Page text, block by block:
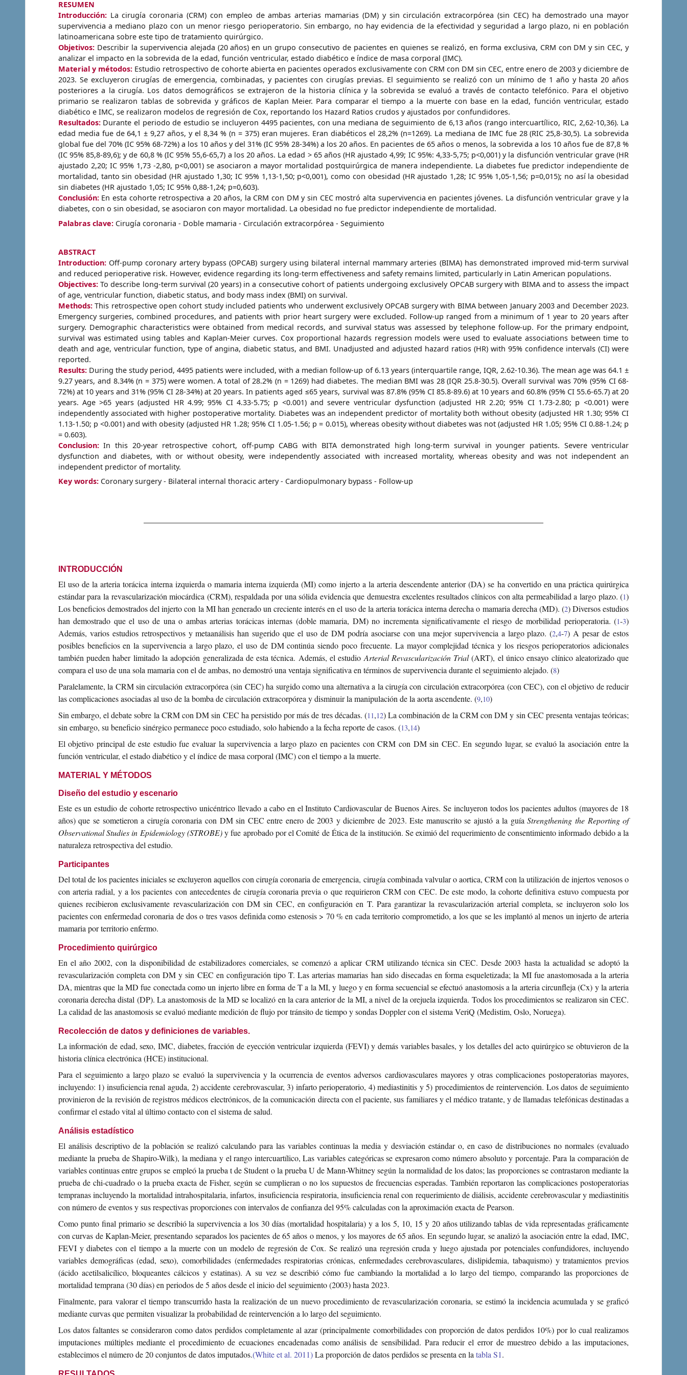
RESUMEN
Introducción: La cirugía coronaria (CRM) con empleo de ambas arterias mamarias (DM) y sin circulación extracorpórea (sin CEC) ha demostrado una mayor
supervivencia a mediano plazo con un menor riesgo perioperatorio. Sin embargo, no hay evidencia de la efectividad y seguridad a largo plazo, ni en población
latinoamericana sobre este tipo de tratamiento quirúrgico.
Objetivos: Describir la supervivencia alejada (20 años) en un grupo consecutivo de pacientes en quienes se realizó, en forma exclusiva, CRM con DM y sin CEC, y
analizar el impacto en la sobrevida de la edad, función ventricular, estado diabético e índice de masa corporal (IMC).
Material y métodos: Estudio retrospectivo de cohorte abierta en pacientes operados exclusivamente con CRM con DM sin CEC, entre enero de 2003 y diciembre de
2023. Se excluyeron cirugías de emergencia, combinadas, y pacientes con cirugías previas. El seguimiento se realizó con un mínimo de 1 año y hasta 20 años
posteriores a la cirugía. Los datos demográficos se extrajeron de la historia clínica y la sobrevida se evaluó a través de contacto telefónico. Para el objetivo
primario se realizaron tablas de sobrevida y gráficos de Kaplan Meier. Para comparar el tiempo a la muerte con base en la edad, función ventricular, estado
diabético e IMC, se realizaron modelos de regresión de Cox, reportando los Hazard Ratios crudos y ajustados por confundidores.
Resultados: Durante el periodo de estudio se incluyeron 4495 pacientes, con una mediana de seguimiento de 6,13 años (rango intercuartílico, RIC, 2,62-10,36). La
edad media fue de 64,1 ± 9,27 años, y el 8,34 % (n = 375) eran mujeres. Eran diabéticos el 28,2% (n=1269). La mediana de IMC fue 28 (RIC 25,8-30,5). La sobrevida
global fue del 70% (IC 95% 68-72%) a los 10 años y del 31% (IC 95% 28-34%) a los 20 años. En pacientes de 65 años o menos, la sobrevida a los 10 años fue de 87,8 %
(IC 95% 85,8-89,6); y de 60,8 % (IC 95% 55,6-65,7) a los 20 años. La edad > 65 años (HR ajustado 4,99; IC 95%: 4,33-5,75; p<0,001) y la disfunción ventricular grave (HR
ajustado 2,20; IC 95% 1,73 -2,80, p<0,001) se asociaron a mayor mortalidad postquirúrgica de manera independiente. La diabetes fue predictor independiente de
mortalidad, tanto sin obesidad (HR ajustado 1,30; IC 95% 1,13-1,50; p<0,001), como con obesidad (HR ajustado 1,28; IC 95% 1,05-1,56; p=0,015); no así la obesidad
sin diabetes (HR ajustado 1,05; IC 95% 0,88-1,24; p=0,603).
Conclusión: En esta cohorte retrospectiva a 20 años, la CRM con DM y sin CEC mostró alta supervivencia en pacientes jóvenes. La disfunción ventricular grave y la
diabetes, con o sin obesidad, se asociaron con mayor mortalidad. La obesidad no fue predictor independiente de mortalidad.
Palabras clave:Cirugía coronaria - Doble mamaria - Circulación extracorpórea - Seguimiento
ABSTRACT
Introduction: Off-pump coronary artery bypass (OPCAB) surgery using bilateral internal mammary arteries (BIMA) has demonstrated improved mid-term survival
and reduced perioperative risk. However, evidence regarding its long-term effectiveness and safety remains limited, particularly in Latin American populations.
Objectives: To describe long-term survival (20 years) in a consecutive cohort of patients undergoing exclusively OPCAB surgery with BIMA and to assess the impact
of age, ventricular function, diabetic status, and body mass index (BMI) on survival.
Methods: This retrospective open cohort study included patients who underwent exclusively OPCAB surgery with BIMA between January 2003 and December 2023.
Emergency surgeries, combined procedures, and patients with prior heart surgery were excluded. Follow-up ranged from a minimum of 1 year to 20 years after
surgery. Demographic characteristics were obtained from medical records, and survival status was assessed by telephone follow-up. For the primary endpoint,
survival was estimated using tables and Kaplan-Meier curves. Cox proportional hazards regression models were used to evaluate associations between time to
death and age, ventricular function, type of angina, diabetic status, and BMI. Unadjusted and adjusted hazard ratios (HR) with 95% confidence intervals (CI) were
reported.
Results: During the study period, 4495 patients were included, with a median follow-up of 6.13 years (interquartile range, IQR, 2.62-10.36). The mean age was 64.1 ±
9.27 years, and 8.34% (n = 375) were women. A total of 28.2% (n = 1269) had diabetes. The median BMI was 28 (IQR 25.8-30.5). Overall survival was 70% (95% CI 68-
72%) at 10 years and 31% (95% CI 28-34%) at 20 years. In patients aged ≤65 years, survival was 87.8% (95% CI 85.8-89.6) at 10 years and 60.8% (95% CI 55.6-65.7) at 20
years. Age >65 years (adjusted HR 4.99; 95% CI 4.33-5.75; p <0.001) and severe ventricular dysfunction (adjusted HR 2.20; 95% CI 1.73-2.80; p <0.001) were
independently associated with higher postoperative mortality. Diabetes was an independent predictor of mortality both without obesity (adjusted HR 1.30; 95% CI
1.13-1.50; p <0.001) and with obesity (adjusted HR 1.28; 95% CI 1.05-1.56; p = 0.015), whereas obesity without diabetes was not (adjusted HR 1.05; 95% CI 0.88-1.24; p
= 0.603).
Conclusion: In this 20-year retrospective cohort, off-pump CABG with BITA demonstrated high long-term survival in younger patients. Severe ventricular
dysfunction and diabetes, with or without obesity, were independently associated with increased mortality, whereas obesity and was not independent an
independent predictor of mortality.
Key words:Coronary surgery - Bilateral internal thoracic artery - Cardiopulmonary bypass - Follow-up
INTRODUCCIÓN
El uso de la arteria torácica interna izquierda o mamaria interna izquierda (MI) como injerto a la arteria descendente anterior (DA) se ha convertido en una práctica quirúrgica
estándar para la revascularización miocárdica (CRM), respaldada por una sólida evidencia que demuestra excelentes resultados clínicos con alta permeabilidad a largo plazo. (1)
Los beneficios demostrados del injerto con la MI han generado un creciente interés en el uso de la arteria torácica interna derecha o mamaria derecha (MD). (2) Diversos estudios
han demostrado que el uso de una o ambas arterias torácicas internas (doble mamaria, DM) no incrementa significativamente el riesgo de morbilidad perioperatoria. (1-3)
Además, varios estudios retrospectivos y metaanálisis han sugerido que el uso de DM podría asociarse con una mejor supervivencia a largo plazo. (2,4-7) A pesar de estos
posibles beneficios en la supervivencia a largo plazo, el uso de DM continúa siendo poco frecuente. La mayor complejidad técnica y los riesgos perioperatorios adicionales
también pueden haber limitado la adopción generalizada de esta técnica. Además, el estudioArterial Revascularización Trial(ART), el único ensayo clínico aleatorizado que
compara el uso de una sola mamaria con el de ambas, no demostró una ventaja significativa en términos de supervivencia durante el seguimiento alejado. (8)
Paralelamente, la CRM sin circulación extracorpórea (sin CEC) ha surgido como una alternativa a la cirugía con circulación extracorpórea (con CEC), con el objetivo de reducir
las complicaciones asociadas al uso de la bomba de circulación extracorpórea y disminuir la manipulación de la aorta ascendente. (9,10)
Sin embargo, el debate sobre la CRM con DM sin CEC ha persistido por más de tres décadas. (11,12) La combinación de la CRM con DM y sin CEC presenta ventajas teóricas;
sin embargo, su beneficio sinérgico permanece poco estudiado, solo habiendo a la fecha reporte de casos. (13,14)
El objetivo principal de este estudio fue evaluar la supervivencia a largo plazo en pacientes con CRM con DM sin CEC. En segundo lugar, se evaluó la asociación entre la
función ventricular, el estado diabético y el índice de masa corporal (IMC) con el tiempo a la muerte.
MATERIAL Y MÉTODOS
Diseño del estudio y escenario
Este es un estudio de cohorte retrospectivo unicéntrico llevado a cabo en el Instituto Cardiovascular de Buenos Aires. Se incluyeron todos los pacientes adultos (mayores de 18
años) que se sometieron a cirugía coronaria con DM sin CEC entre enero de 2003 y diciembre de 2023. Este manuscrito se ajustó a la guíaStrengthening the Reporting of
Observational Studies in Epidemiology (STROBE)y fue aprobado por el Comité de Ética de la institución. Se eximió del requerimiento de consentimiento informado debido a la
naturaleza retrospectiva del estudio.
Participantes
Del total de los pacientes iniciales se excluyeron aquellos con cirugía coronaria de emergencia, cirugía combinada valvular o aortica, CRM con la utilización de injertos venosos o
con arteria radial, y a los pacientes con antecedentes de cirugía coronaria previa o que requirieron CRM con CEC. De este modo, la cohorte definitiva estuvo compuesta por
quienes recibieron exclusivamente revascularización con DM sin CEC, en configuración en T. Para garantizar la revascularización arterial completa, se incluyeron solo los
pacientes con enfermedad coronaria de dos o tres vasos definida como estenosis > 70 % en cada territorio comprometido, a los que se les implantó al menos un injerto de arteria
mamaria por territorio enfermo.
Procedimiento quirúrgico
En el año 2002, con la disponibilidad de estabilizadores comerciales, se comenzó a aplicar CRM utilizando técnica sin CEC. Desde 2003 hasta la actualidad se adoptó la
revascularización completa con DM y sin CEC en configuración tipo T. Las arterias mamarias han sido disecadas en forma esqueletizada; la MI fue anastomosada a la arteria
DA, mientras que la MD fue conectada como un injerto libre en forma de T a la MI, y luego y en forma secuencial se efectuó anastomosis a la arteria circunfleja (Cx) y la arteria
coronaria derecha distal (DP). La anastomosis de la MD se localizó en la cara anterior de la MI, a nivel de la orejuela izquierda. Todos los procedimientos se realizaron sin CEC.
La calidad de las anastomosis se evaluó mediante medición de flujo por tránsito de tiempo y sondas Doppler con el sistema VeriQ (Medistim, Oslo, Noruega).
Recolección de datos y definiciones de variables.
La información de edad, sexo, IMC, diabetes, fracción de eyección ventricular izquierda (FEVI) y demás variables basales, y los detalles del acto quirúrgico se obtuvieron de la
historia clínica electrónica (HCE) institucional.
Para el seguimiento a largo plazo se evaluó la supervivencia y la ocurrencia de eventos adversos cardiovasculares mayores y otras complicaciones postoperatorias mayores,
incluyendo: 1) insuficiencia renal aguda, 2) accidente cerebrovascular, 3) infarto perioperatorio, 4) mediastinitis y 5) procedimientos de reintervención. Los datos de seguimiento
provinieron de la revisión de registros médicos electrónicos, de la comunicación directa con el paciente, sus familiares y el médico tratante, y de llamadas telefónicas destinadas a
confirmar el estado vital al último contacto con el sistema de salud.
Análisis estadístico
El análisis descriptivo de la población se realizó calculando para las variables continuas la media y desviación estándar o, en caso de distribuciones no normales (evaluado
mediante la prueba de Shapiro-Wilk), la mediana y el rango intercuartílico, Las variables categóricas se expresaron como número absoluto y porcentaje. Para la comparación de
variables continuas entre grupos se empleó la prueba t de Student o la prueba U de Mann-Whitney según la normalidad de los datos; las proporciones se contrastaron mediante la
prueba de chi-cuadrado o la prueba exacta de Fisher, según se cumplieran o no los supuestos de frecuencias esperadas. También reportaron las complicaciones postoperatorias
tempranas incluyendo la mortalidad intrahospitalaria, infartos, insuficiencia respiratoria, insuficiencia renal con requerimiento de diálisis, accidente cerebrovascular y mediastinitis
con número de eventos y sus respectivas proporciones con intervalos de confianza del 95% calculadas con la aproximación exacta de Pearson.
Como punto final primario se describió la supervivencia a los 30 días (mortalidad hospitalaria) y a los 5, 10, 15 y 20 años utilizando tablas de vida representadas gráficamente
con curvas de Kaplan-Meier, presentando separados los pacientes de 65 años o menos, y los mayores de 65 años. En segundo lugar, se analizó la asociación entre la edad, IMC,
FEVI y diabetes con el tiempo a la muerte con un modelo de regresión de Cox. Se realizó una regresión cruda y luego ajustada por potenciales confundidores, incluyendo
variables demográficas (edad, sexo), comorbilidades (enfermedades respiratorias crónicas, enfermedades cerebrovasculares, dislipidemia, tabaquismo) y tratamientos previos
(ácido acetilsalicílico, bloqueantes cálcicos y estatinas). A su vez se describió cómo fue cambiando la mortalidad a lo largo del tiempo, comparando las proporciones de
mortalidad temprana (30 días) en periodos de 5 años desde el inicio del seguimiento (2003) hasta 2023.
Finalmente, para valorar el tiempo transcurrido hasta la realización de un nuevo procedimiento de revascularización coronaria, se estimó la incidencia acumulada y se graficó
mediante curvas que permiten visualizar la probabilidad de reintervención a lo largo del seguimiento.
Los datos faltantes se consideraron como datos perdidos completamente al azar (principalmente comorbilidades con proporción de datos perdidos 10%) por lo cual realizamos
imputaciones múltiples mediante el procedimiento de ecuaciones encadenadas como análisis de sensibilidad. Para reducir el error de muestreo debido a las imputaciones,
establecimos el número de 20 conjuntos de datos imputados.(White et al. 2011)La proporción de datos perdidos se presenta en latabla S1.